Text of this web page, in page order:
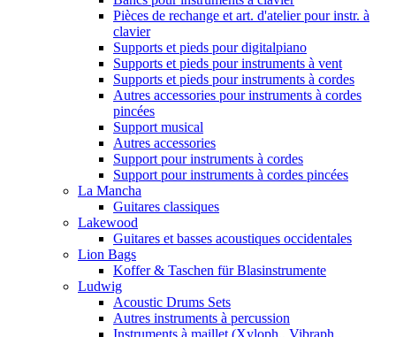
Pièces de rechange et art. d'atelier pour instr. à
clavier
Supports et pieds pour digitalpiano
Supports et pieds pour instruments à vent
Supports et pieds pour instruments à cordes
Autres accessories pour instruments à cordes
pincées
Support musical
Autres accessories
Support pour instruments à cordes
Support pour instruments à cordes pincées
La Mancha
Guitares classiques
Lakewood
Guitares et basses acoustiques occidentales
Lion Bags
Koffer & Taschen für Blasinstrumente
Ludwig
Acoustic Drums Sets
Autres instruments à percussion
Instruments à maillet (Xyloph., Vibraph.,